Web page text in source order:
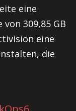
eine
309,85 GB
eine
die